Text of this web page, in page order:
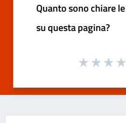
Quanto sono chiare
su questa pagina?